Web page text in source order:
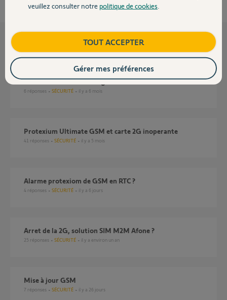
Contact
Questions liées
module de transmission gsm?
6 réponses SÉCURITÉ il y a 6 mois
Protexium Ultimate GSM et carte 2G inoperante
41 réponses SÉCURITÉ il y a 5 mois
Alarme protexiom de GSM en RTC ?
4 réponses SÉCURITÉ il y a 6 jours
Arret de la 2G, solution SIM M2M Afone ?
25 réponses SÉCURITÉ il y a environ un an
Mise à jour GSM
7 réponses SÉCURITÉ il y a 26 jours
veuillez consulter notre politique de cookies
TOUT ACCEPTER
Gérer mes préférences